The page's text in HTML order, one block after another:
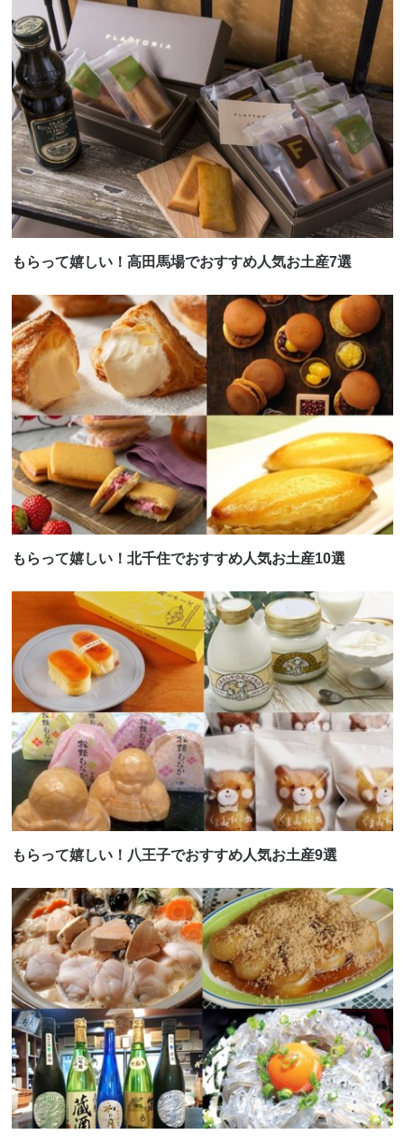
もらって嬉しい！高田馬場でおすすめ人気お土産7選
もらって嬉しい！北千住でおすすめ人気お土産10選
もらって嬉しい！八王子でおすすめ人気お土産9選